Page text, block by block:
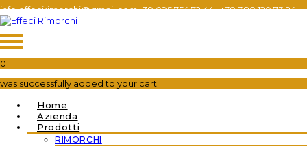
info.effecirimorchi@gmail.com+39 095 754 72 44​|+39 380 120 73 24​
0
was successfully added to your cart.
Home
Azienda
Prodotti
RIMORCHI